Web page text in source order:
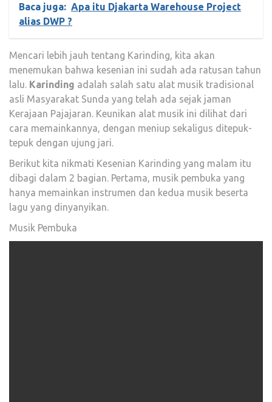
Baca juga: Apa itu Djakarta Warehouse Project
alias DWP ?
Mencari lebih jauh tentang Karinding, kita akan
menemukan bahwa kesenian ini sudah ada ratusan tahun
lalu. Karinding adalah salah satu alat musik tradisional
asli Masyarakat Sunda yang telah ada sejak jaman
Kerajaan Pajajaran. Keunikan alat musik ini dilihat dari
cara memainkannya, dengan meniup sekaligus ditepuk-
tepuk dengan ujung jari.
Berikut kita nikmati Kesenian Karinding yang malam itu
dibagi dalam 2 bagian. Pertama, musik pembuka yang
hanya memainkan instrumen dan kedua musik beserta
lagu yang dinyanyikan.
Musik Pembuka